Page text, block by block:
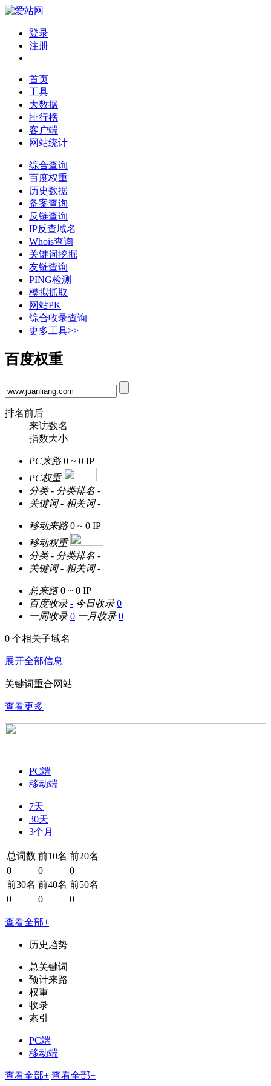
登录
注册
首页
工具
大数据
排行榜
客户端
网站统计
综合查询
百度权重
历史数据
备案查询
反链查询
IP反查域名
Whois查询
关键词挖掘
友链查询
PING检测
模拟抓取
网站PK
综合收录查询
更多工具>>
百度权重
排名前后
来访数名
指数大小
PC来路 0 ~ 0 IP
PC权重
分类 - 分类排名 -
关键词 - 相关词 -
移动来路 0 ~ 0 IP
移动权重
分类 - 分类排名 -
关键词 - 相关词 -
总来路 0 ~ 0 IP
百度收录 - 今日收录 0
一周收录 0 一月收录 0
0 个相关子域名
展开全部信息
关键词重合网站
查看更多
PC端
移动端
7天
30天
3个月
总词数 前10名 前20名
0
0
0
前30名 前40名 前50名
0
0 0
查看全部+
历史趋势
总关键词
预计来路
权重
收录
索引
PC端
移动端
查看全部+ 查看全部+